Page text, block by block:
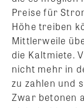
Preise für
Höhe treiben
Mittlerweile
die Kaltmiete.
nicht mehr in
zu zahlen und
Zwar betonen